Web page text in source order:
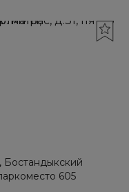
Бостандыкский
605